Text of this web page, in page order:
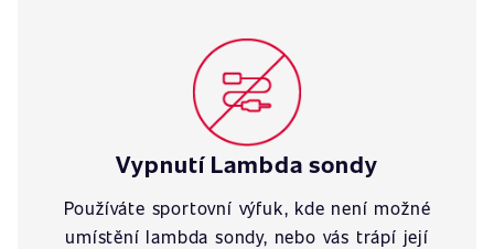
Vypnutí Lambda sondy
Používáte sportovní výfuk, kde není možné
umístění lambda sondy, nebo vás trápí její